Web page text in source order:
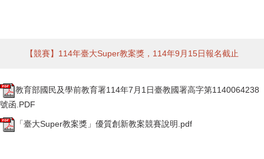
【競賽】114年臺大Super教案獎，114年9月15日報名截止
教育部國民及學前教育署114年7月1日臺教國署高字第1140064238
號函.PDF
「臺大Super教案獎」優質創新教案競賽說明.pdf